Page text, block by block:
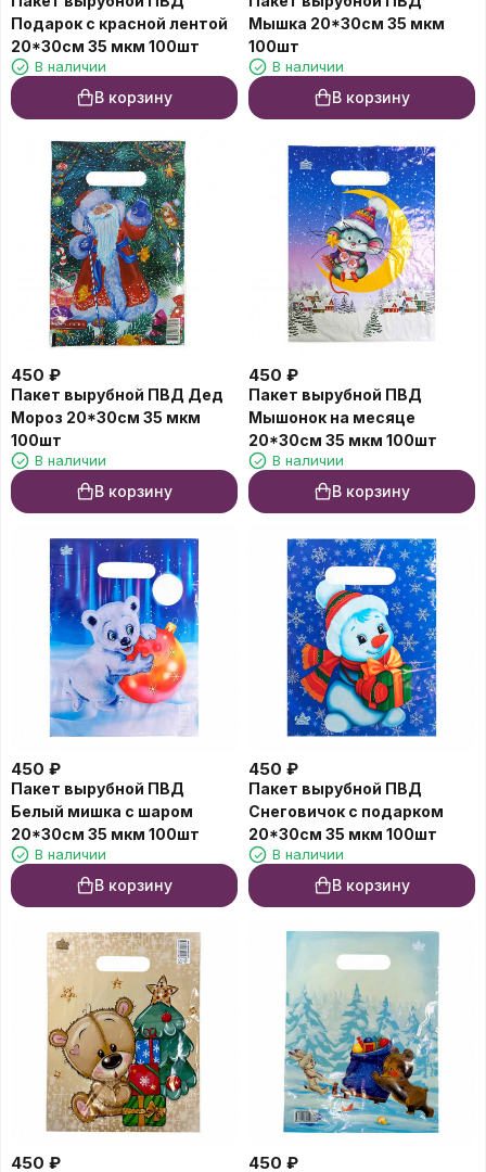
Подарок с красной лентой
20*30см 35 мкм 100шт
В наличии
В корзину
Мышка 20*30см 35 мкм
100шт
В наличии
В корзину
450 ₽
Пакет вырубной ПВД Дед
Мороз 20*30см 35 мкм
100шт
В наличии
В корзину
450 ₽
Пакет вырубной ПВД
Мышонок на месяце
20*30см 35 мкм 100шт
В наличии
В корзину
450 ₽
Пакет вырубной ПВД
Белый мишка с шаром
20*30см 35 мкм 100шт
В наличии
В корзину
450 ₽
Пакет вырубной ПВД
Снеговичок с подарком
20*30см 35 мкм 100шт
В наличии
В корзину
450 ₽ 450 ₽